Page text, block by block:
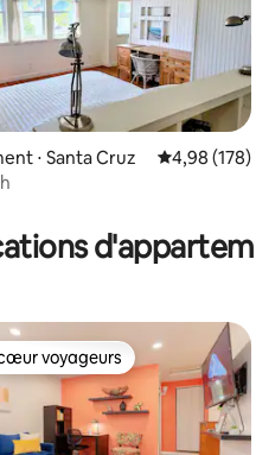
base de 266 commentaires :
⋅ Santa Cruz Évaluation
4,98 (178)
voyageurs
voyageurs